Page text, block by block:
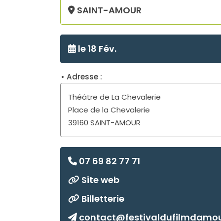
SAINT-AMOUR
le 18 Fév.
Théâtre de La Chevalerie
Place de la Chevalerie
39160 SAINT-AMOUR
07 69 82 77 71
Site web
Billetterie